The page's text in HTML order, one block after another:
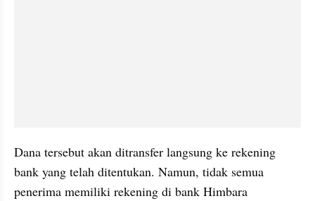
Dana tersebut akan ditransfer langsung ke rekening
bank yang telah ditentukan. Namun, tidak semua
penerima memiliki rekening di bank Himbara